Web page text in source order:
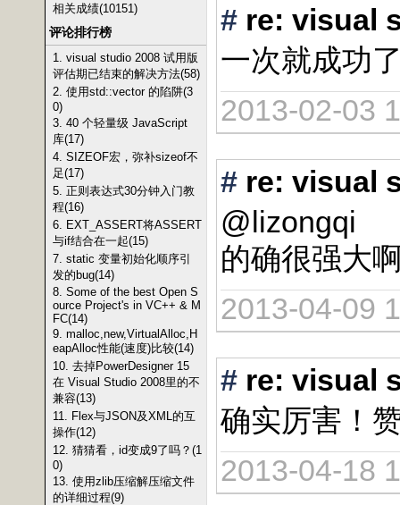
相关成绩(10151)
评论排行榜
1. visual studio 2008 试用版
评估期已结束的解决方法(58)
2. 使用std::vector 的陷阱(3
0)
3. 40 个轻量级 JavaScript
库(17)
4. SIZEOF宏，弥补sizeof不
足(17)
5. 正则表达式30分钟入门教
程(16)
6. EXT_ASSERT将ASSERT
与if结合在一起(15)
7. static 变量初始化顺序引
发的bug(14)
8. Some of the best Open S
ource Project's in VC++ & M
FC(14)
9. malloc,new,VirtualAlloc,H
eapAlloc性能(速度)比较(14)
10. 去掉PowerDesigner 15
在 Visual Studio 2008里的不
兼容(13)
11. Flex与JSON及XML的互
操作(12)
12. 猜猜看，id变成9了吗？(1
0)
13. 使用zlib压缩解压缩文件
的详细过程(9)
# re: visual
一次就成功
2013-02-03
# re: visual
@lizongqi
的确很强大
2013-04-09
# re: visual
确实厉害！
2013-04-18